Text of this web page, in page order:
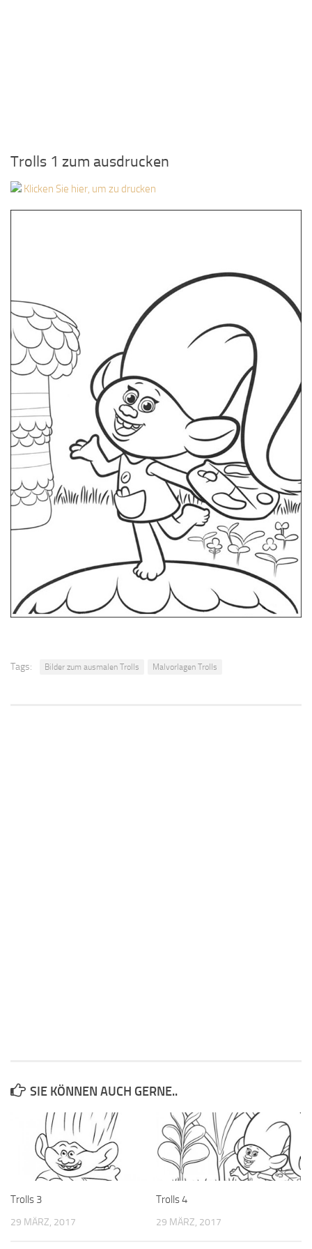
Trolls 1 zum ausdrucken
Klicken Sie hier, um zu drucken
Tags: Bilder zum ausmalen Trolls Malvorlagen Trolls
SIE KÖNNEN AUCH GERNE..
Trolls 3
29 MÄRZ, 2017
Trolls 4
29 MÄRZ, 2017